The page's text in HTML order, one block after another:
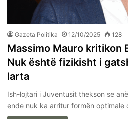
Gazeta Politika 12/10/2025 128
Massimo Mauro kritikon
Nuk është fizikisht i
larta
Ish-lojtari i Juventusit thekson se
ende nuk ka arritur formën